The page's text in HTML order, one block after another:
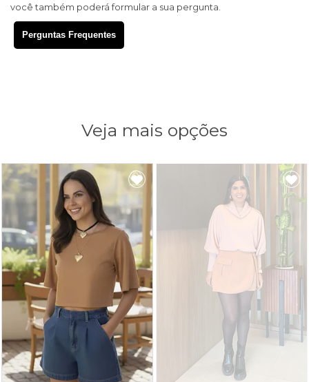
você também poderá formular a sua pergunta.
Perguntas Frequentes
Veja mais opções